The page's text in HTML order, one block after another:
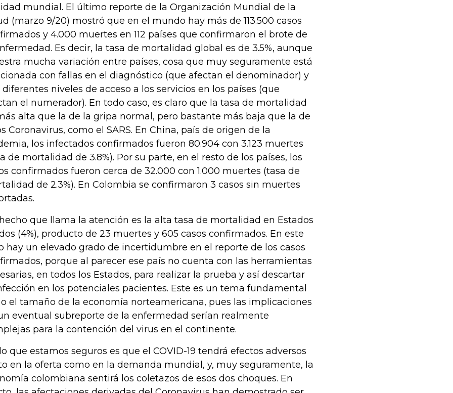
mundial. El último reporte de la Organización Mundial de la
(marzo 9/20) mostró que en el mundo hay más de 113.500 casos
y 4.000 muertes en 112 países que confirmaron el brote de
Es decir, la tasa de mortalidad global es de 3.5%, aunque
mucha variación entre países, cosa que muy seguramente está
con fallas en el diagnóstico (que afectan el denominador) y
diferentes niveles de acceso a los servicios en los países (que
el numerador). En todo caso, es claro que la tasa de mortalidad
alta que la de la gripa normal, pero bastante más baja que la de
Coronavirus, como el SARS. En China, país de origen de la
los infectados confirmados fueron 80.904 con 3.123 muertes
de mortalidad de 3.8%). Por su parte, en el resto de los países, los
confirmados fueron cerca de 32.000 con 1.000 muertes (tasa de
de 2.3%). En Colombia se confirmaron 3 casos sin muertes
que llama la atención es la alta tasa de mortalidad en Estados
(4%), producto de 23 muertes y 605 casos confirmados. En este
hay un elevado grado de incertidumbre en el reporte de los casos
porque al parecer ese país no cuenta con las herramientas
en todos los Estados, para realizar la prueba y así descartar
en los potenciales pacientes. Este es un tema fundamental
el tamaño de la economía norteamericana, pues las implicaciones
eventual subreporte de la enfermedad serían realmente
para la contención del virus en el continente.
que estamos seguros es que el COVID-19 tendrá efectos adversos
en la oferta como en la demanda mundial, y, muy seguramente, la
colombiana sentirá los coletazos de esos dos choques. En